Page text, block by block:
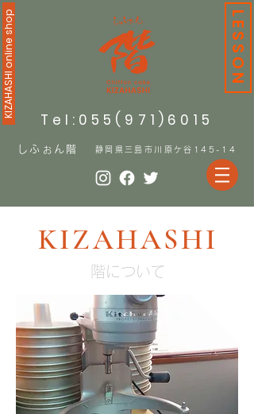
KIZAHASHI online shop LESSON
Tel:055(971)6015
しふぉん階 静岡県三島市川原ケ谷145-14
KIZAHASHI
階について